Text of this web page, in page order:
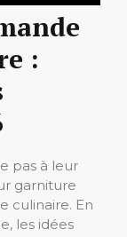
:
pas à leur
garniture
culinaire. En
les idées